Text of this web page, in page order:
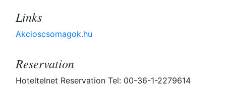
Links
Akcioscsomagok.hu
Reservation
Hoteltelnet Reservation Tel: 00-36-1-2279614